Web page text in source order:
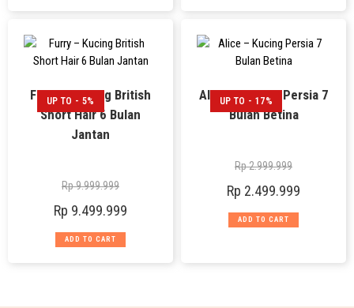
UP TO - 5%
Furry – Kucing British
Short Hair 6 Bulan
Jantan
Rp9.999.999
Rp 9.499.999
ADD TO CART
UP TO - 17%
Alice – Kucing Persia 7
Bulan Betina
Rp2.999.999
Rp 2.499.999
ADD TO CART